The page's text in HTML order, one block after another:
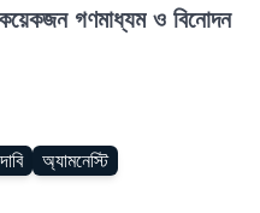
গণমাধ্যম ও বিনোদন
দাবি অ্যামনেস্টি